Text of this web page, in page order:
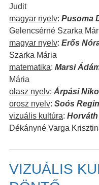
Judit
magyar nyelv: Pusoma
Gelencsérné Szarka
magyar nyelv: Erős
Szarka Mária
matematika: Marsi
Mária
olasz nyelv: Árpási
orosz nyelv: Soós
vizuális kultúra:
Dékányné Varga
VIZUÁLIS